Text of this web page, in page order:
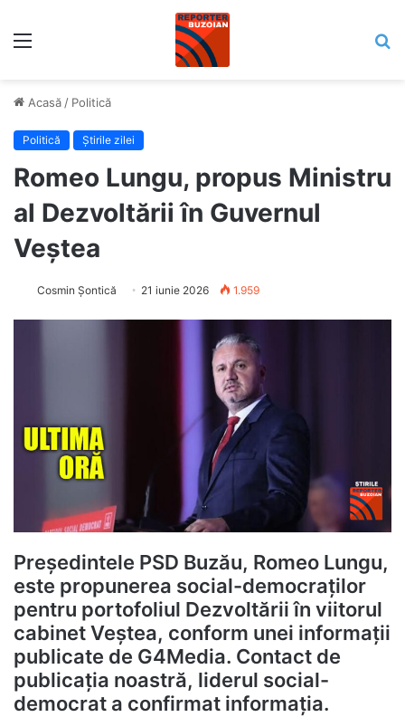
Acasă / Politică
Politică Știrile zilei
Romeo Lungu, propus Ministru
al Dezvoltării în Guvernul
Veștea
Cosmin Șontică 21 iunie 2026 1.959
Președintele PSD Buzău, Romeo Lungu,
este propunerea social-democraților
pentru portofoliul Dezvoltării în viitorul
cabinet Veștea, conform unei informații
publicate de G4Media. Contact de
publicația noastră, liderul social-
democrat a confirmat informația.